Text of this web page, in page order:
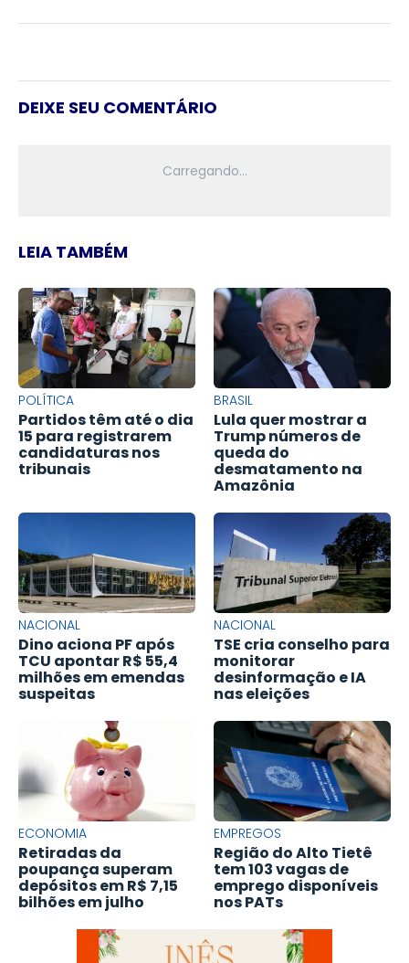
DEIXE SEU COMENTÁRIO
LEIA TAMBÉM
POLÍTICA
Partidos têm até o dia
15 para registrarem
candidaturas nos
tribunais
BRASIL
Lula quer mostrar a
Trump números de
queda do
desmatamento na
Amazônia
NACIONAL
Dino aciona PF após
TCU apontar R$ 55,4
milhões em emendas
suspeitas
NACIONAL
TSE cria conselho para
monitorar
desinformação e IA
nas eleições
ECONOMIA
Retiradas da
poupança superam
depósitos em R$ 7,15
bilhões em julho
EMPREGOS
Região do Alto Tietê
tem 103 vagas de
emprego disponíveis
nos PATs